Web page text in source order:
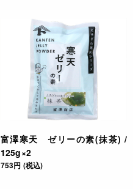
富澤寒天 ゼリーの素(抹茶) /
125g×2
753円 (税込)